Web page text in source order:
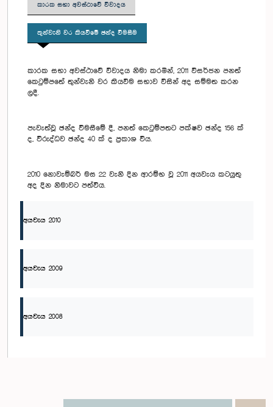
කාරක සභා අවස්ථාවේ විවාදය
තුන්වැනි වර කියවීමේ ඡන්ද විමසීම
කාරක සභා අවස්ථාවේ විවාදය නිමා කරමින්, 2011 විසර්ජන පනත්
කෙටුම්පතේ තුන්වැනි වර කියවීම සභාව විසින් අද සම්මත කරන
ලදී.
පැවැත්වූ ඡන්ද විමසීමේ දී, පනත් කෙටුම්පතට පක්ෂව ඡන්ද 156 ක්
ද, විරුද්ධව ඡන්ද 40 ක් ද ප්‍රකාශ විය.
2010 නොවැම්බර් මස 22 වැනි දින ආරම්භ වූ 2011 අයවැය කටයුතු
අද දින නිමාවට පත්විය.
අයවැය 2010
අයවැය 2009
අයවැය 2008